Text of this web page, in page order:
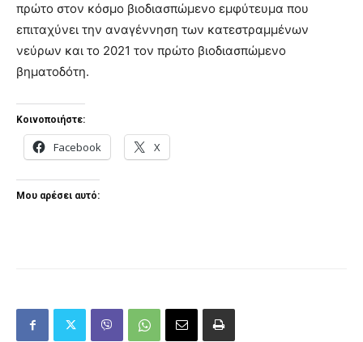
πρώτο στον κόσμο βιοδιασπώμενο εμφύτευμα που
επιταχύνει την αναγέννηση των κατεστραμμένων
νεύρων και το 2021 τον πρώτο βιοδιασπώμενο
βηματοδότη.
Κοινοποιήστε:
Facebook X
Μου αρέσει αυτό: